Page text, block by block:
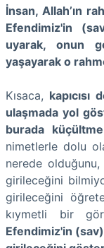
İnsan, Allah’ın
Efendimiz'in
uyarak, onun
yaşayarak o
Kısaca,
ulaşmada yol
burada
nimetlerle dolu
nerede olduğunu,
girileceğini
girileceğini
kıymetli bir
Efendimiz'in